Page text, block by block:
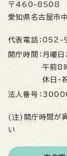
〒460-8508
愛知県名古屋市
代表電話： 052-
開庁時間： 月曜
午前8
休日・
法人番号：
(注)開庁時間が
い